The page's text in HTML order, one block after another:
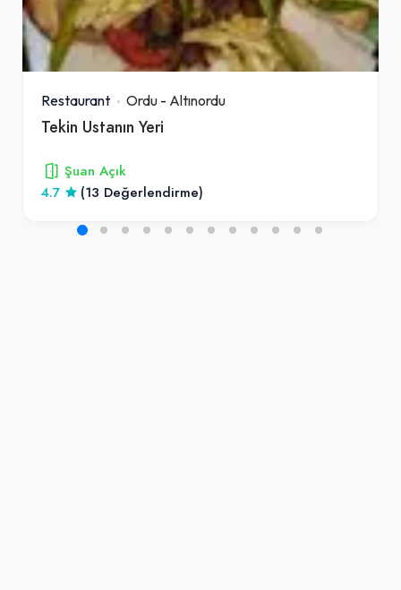
Restaurant Ordu - Altınordu
Tekin Ustanın Yeri
Şuan Açık
4.7
(13 Değerlendirme)